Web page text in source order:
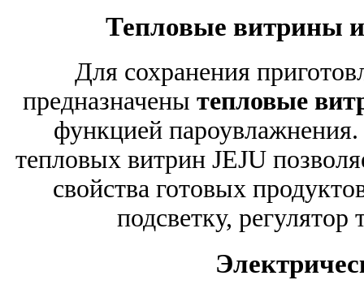
Тепловые витрины
Для сохранения
предназначены тепловые
функцией
тепловых витрин JEJU
свойства готовых
подсветку,